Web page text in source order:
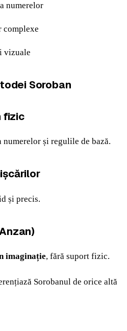
numerelor
complexe
vizuale
Soroban
fizic
și regulile de bază.
și precis.
imaginație, fără suport fizic.
Sorobanul de orice altă